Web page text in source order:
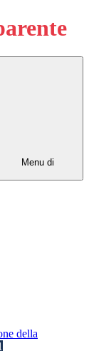
Menu di
della